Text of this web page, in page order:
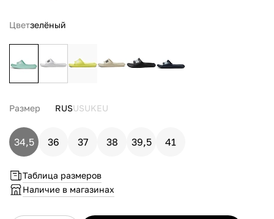
Цветзелёный
Размер RUSUSUKEU
34,5 36 37 38 39,5 41
Таблица размеров
Наличие в магазинах